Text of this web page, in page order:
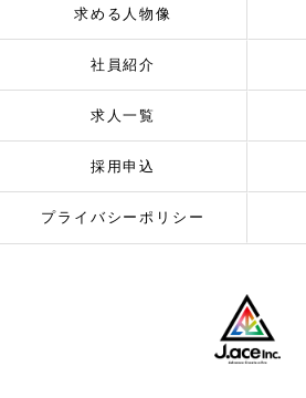
求める人物像
社員紹介
求人一覧
採用申込
プライバシーポリシー